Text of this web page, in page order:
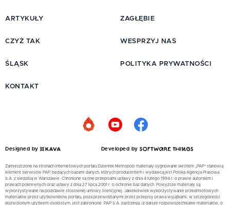
ARTYKUŁY
CZYŻ TAK
ŚLĄSK
ZAGŁĘBIE
WESPRZYJ NAS
POLITYKA PRYWATNOŚCI
KONTAKT
Designed by Developed by
Zamieszczone na stronach internetowych portalu Dziennik Metropolii materiały sygnowane skrótem „PAP” stanowią
element Serwisów PAP, będących bazami danych, których producentem i wydawcą jest Polska Agencja Prasowa
S.A. z siedzibą w Warszawie. Chronione są one przepisami ustawy z dnia 4 lutego 1994 r. o prawie autorskim i
prawach pokrewnych oraz ustawy z dnia 27 lipca 2001 r. o ochronie baz danych. Powyższe materiały są
wykorzystywane na podstawie stosownej umowy licencyjnej. Jakiekolwiek wykorzystywanie przedmiotowych
materiałów przez użytkowników portalu, poza przewidzianymi przez przepisy prawa wyjątkami, w szczególności
dozwolonym użytkiem osobistym, jest zabronione. PAP S.A. zastrzega, iż dalsze rozpowszechnianie materiałów, o